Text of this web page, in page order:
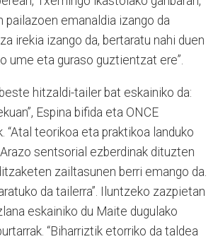
pailazoen emanaldia izango da
irekia izango da, bertaratu nahi duen
ume eta guraso guztientzat ere”.
hitzaldi-tailer bat eskainiko da:
Espina bifida eta ONCE
“Atal teorikoa eta praktikoa landuko
sentsorial ezberdinak dituzten
zailtasunen berri emango da.
da tailerra”. Iluntzeko zazpietan
eskainiko du Maite dugulako
“Biharriztik etorriko da taldea